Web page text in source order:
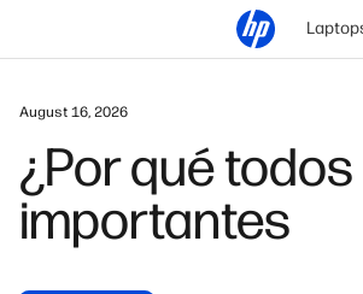
August 16, 2026
¿Por qué
importantes